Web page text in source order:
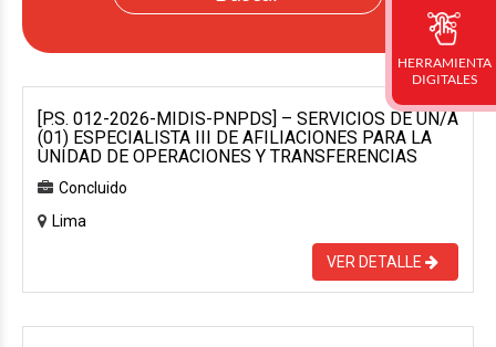
[P.S. 012-2026-MIDIS-PNPDS] – SERVICIOS DE UN/A
(01) ESPECIALISTA III DE AFILIACIONES PARA LA
UNIDAD DE OPERACIONES Y TRANSFERENCIAS
Concluido
Lima
VER DETALLE
HERRAMIENTA
DIGITALES